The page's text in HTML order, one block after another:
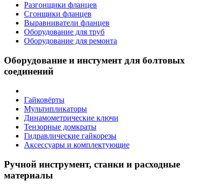
Разгонщики фланцев
Сгонщики фланцев
Выравниватели фланцев
Оборудование для труб
Оборудование для ремонта
Оборудование и инстумент для болтовых
соединений
Гайковёрты
Мультипликаторы
Динамометрические ключи
Тензорные домкраты
Гидравлические гайкорезы
Аксессуары и комплектующие
Ручной инструмент, станки и расходные
материалы